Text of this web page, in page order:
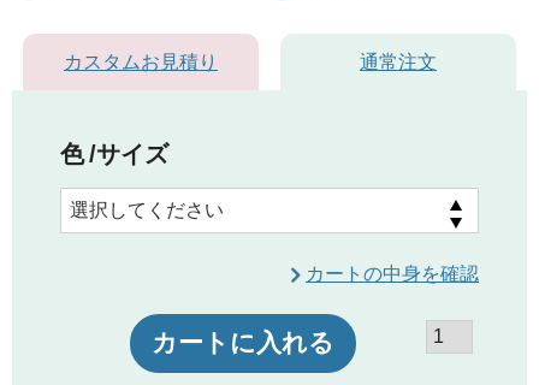
カスタムお見積り 通常注文
色 サイズ
カートの中身を確認
カートに入れる